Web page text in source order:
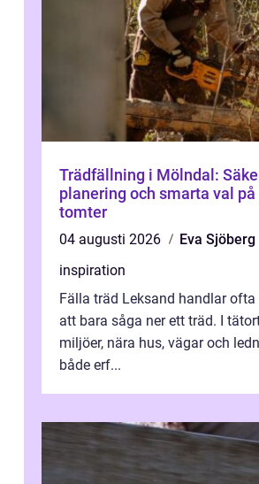
Trädfällning i Mölndal:
planering och smarta val på
tomter
04 augusti 2026
Eva Sjöberg
inspiration
Fälla träd Leksand handlar ofta
att bara såga ner ett träd. I
miljöer, nära hus, vägar och
både erf...